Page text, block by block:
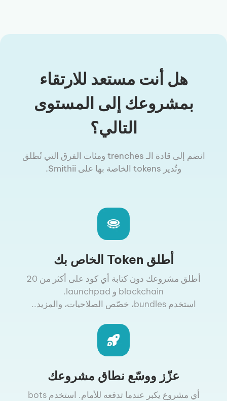
هل أنت مستعد للارتقاء
بمشروعك إلى المستوى
التالي؟
انضم إلى قادة الـ trenches ومئات الفرق التي تُطلق
وتُدير tokens الخاصة بها على Smithii.
أطلق Token الخاص بك
أطلق مشروعك دون كتابة أي كود على أكثر من 20
blockchain و launchpad.
استخدم bundles، خصّص الصلاحيات، والمزيد..
عزّز ووسّع نطاق مشروعك
أي مشروع يكبر عندما تدفعه للأمام. استخدم bots